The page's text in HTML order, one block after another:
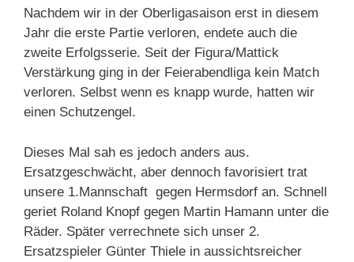
Nachdem wir in der Oberligasaison erst in diesem
Jahr die erste Partie verloren, endete auch die
zweite Erfolgsserie. Seit der Figura/Mattick
Verstärkung ging in der Feierabendliga kein Match
verloren. Selbst wenn es knapp wurde, hatten wir
einen Schutzengel.
Dieses Mal sah es jedoch anders aus.
Ersatzgeschwächt, aber dennoch favorisiert trat
unsere 1.Mannschaft gegen Hermsdorf an. Schnell
geriet Roland Knopf gegen Martin Hamann unter die
Räder. Später verrechnete sich unser 2.
Ersatzspieler Günter Thiele in aussichtsreicher